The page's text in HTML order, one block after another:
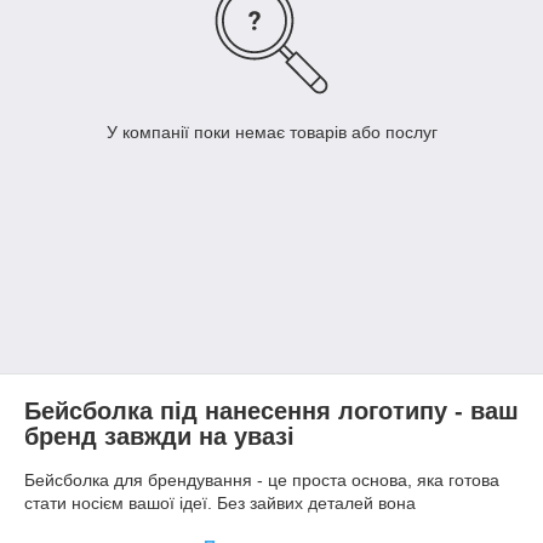
У компанії поки немає товарів або послуг
Бейсболка під нанесення логотипу - ваш
бренд завжди на увазі
Бейсболка для брендування - це проста основа, яка готова
стати носієм вашої ідеї. Без зайвих деталей вона